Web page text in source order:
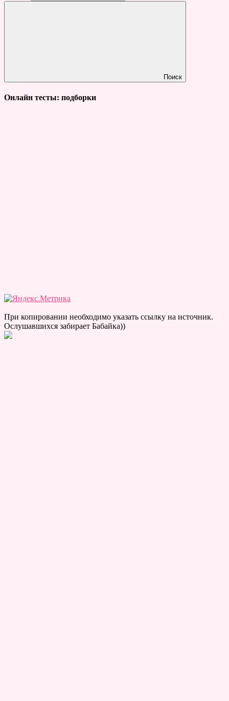
Поиск
Онлайн тесты: подборки
При копировании необходимо указать ссылку на источник.
Ослушавшихся забирает Бабайка))